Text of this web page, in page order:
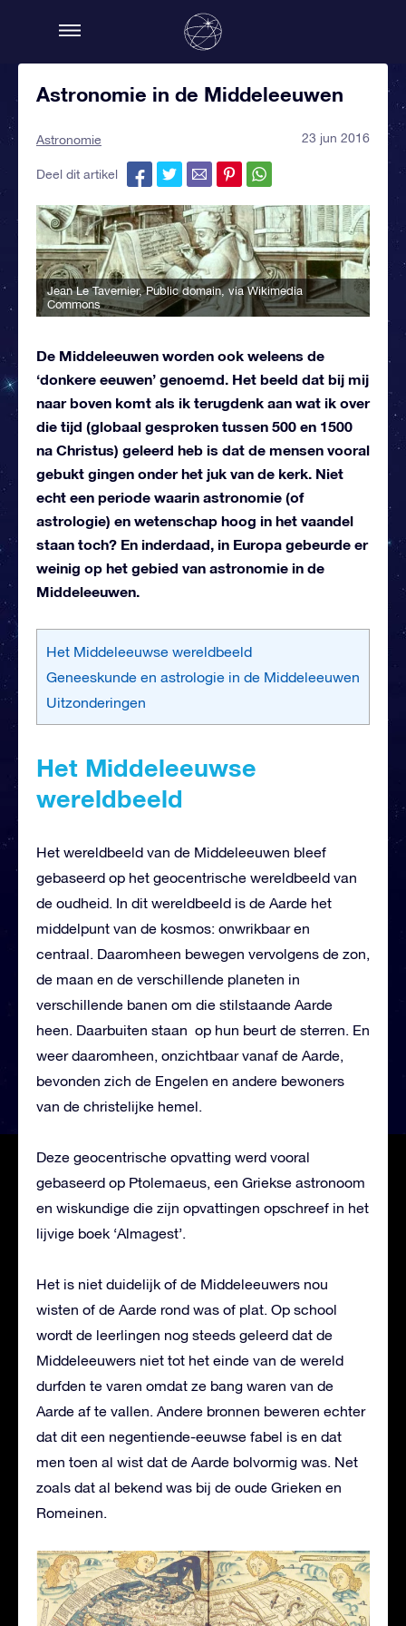
Astronomie in de Middeleeuwen
Astronomie 23 jun 2016
Deel dit artikel
Jean Le Tavernier, Public domain, via Wikimedia
Commons
De Middeleeuwen worden ook weleens de
‘donkere eeuwen’ genoemd. Het beeld dat bij mij
naar boven komt als ik terugdenk aan wat ik over
die tijd (globaal gesproken tussen 500 en 1500
na Christus) geleerd heb is dat de mensen vooral
gebukt gingen onder het juk van de kerk. Niet
echt een periode waarin astronomie (of
astrologie) en wetenschap hoog in het vaandel
staan toch? En inderdaad, in Europa gebeurde er
weinig op het gebied van astronomie in de
Middeleeuwen.
Het Middeleeuwse wereldbeeld
Geneeskunde en astrologie in de Middeleeuwen
Uitzonderingen
Het Middeleeuwse
wereldbeeld
Het wereldbeeld van de Middeleeuwen bleef
gebaseerd op het geocentrische wereldbeeld van
de oudheid. In dit wereldbeeld is de Aarde het
middelpunt van de kosmos: onwrikbaar en
centraal. Daaromheen bewegen vervolgens de zon,
de maan en de verschillende planeten in
verschillende banen om die stilstaande Aarde
heen. Daarbuiten staan op hun beurt de sterren. En
weer daaromheen, onzichtbaar vanaf de Aarde,
bevonden zich de Engelen en andere bewoners
van de christelijke hemel.
Deze geocentrische opvatting werd vooral
gebaseerd op Ptolemaeus, een Griekse astronoom
en wiskundige die zijn opvattingen opschreef in het
lijvige boek ‘Almagest’.
Het is niet duidelijk of de Middeleeuwers nou
wisten of de Aarde rond was of plat. Op school
wordt de leerlingen nog steeds geleerd dat de
Middeleeuwers niet tot het einde van de wereld
durfden te varen omdat ze bang waren van de
Aarde af te vallen. Andere bronnen beweren echter
dat dit een negentiende-eeuwse fabel is en dat
men toen al wist dat de Aarde bolvormig was. Net
zoals dat al bekend was bij de oude Grieken en
Romeinen.